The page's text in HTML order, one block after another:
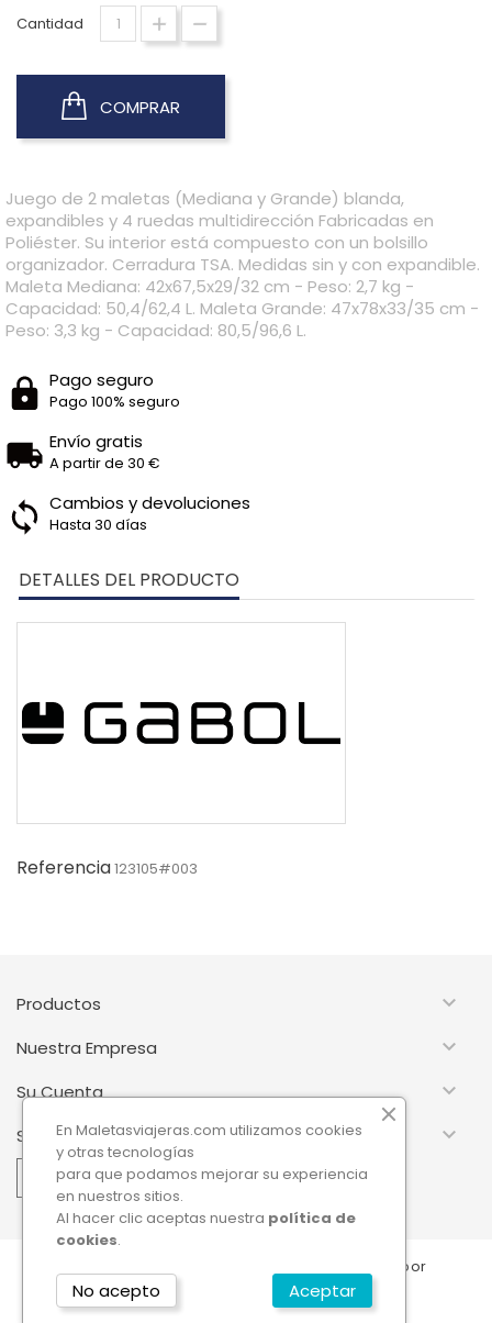
Cantidad
COMPRAR
Juego de 2 maletas (Mediana y Grande) blanda,
expandibles y 4 ruedas multidirección Fabricadas en
Poliéster. Su interior está compuesto con un bolsillo
organizador. Cerradura TSA. Medidas sin y con expandible.
Maleta Mediana: 42x67,5x29/32 cm - Peso: 2,7 kg -
Capacidad: 50,4/62,4 L. Maleta Grande: 47x78x33/35 cm -
Peso: 3,3 kg - Capacidad: 80,5/96,6 L.
Pago seguro
Pago 100% seguro
Envío gratis
A partir de 30 €
Cambios y devoluciones
Hasta 30 días
DETALLES DEL PRODUCTO
Referencia123105#003
Productos 
Nuestra Empresa 
Su Cuenta 
Suscripción Newsletter 
© 2026 - Software Ecommerce desarrollado por
PrestaShop™
En Maletasviajeras.com utilizamos cookies
y otras tecnologías
para que podamos mejorar su experiencia
en nuestros sitios.
Al hacer clic aceptas nuestra política de
cookies.
Aceptar
No acepto